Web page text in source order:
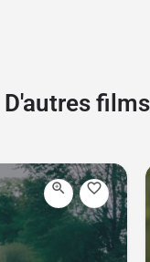
D'autres